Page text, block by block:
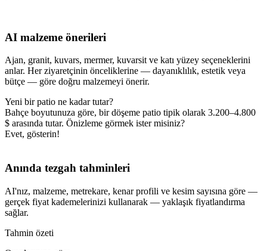
AI malzeme önerileri
Ajan, granit, kuvars, mermer, kuvarsit ve katı yüzey seçeneklerini
anlar. Her ziyaretçinin önceliklerine — dayanıklılık, estetik veya
bütçe — göre doğru malzemeyi önerir.
Yeni bir patio ne kadar tutar?
Bahçe boyutunuza göre, bir döşeme patio tipik olarak 3.200–4.800
$ arasında tutar. Önizleme görmek ister misiniz?
Evet, gösterin!
Anında tezgah tahminleri
AI'nız, malzeme, metrekare, kenar profili ve kesim sayısına göre —
gerçek fiyat kademelerinizi kullanarak — yaklaşık fiyatlandırma
sağlar.
Tahmin özeti